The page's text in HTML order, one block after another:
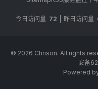
今日访问量 72 昨日访问量
© 2026 Chrison. All rights
安备
Powered